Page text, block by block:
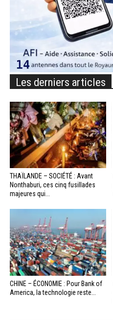
Les derniers articles
THAÏLANDE – SOCIÉTÉ : Avant
Nonthaburi, ces cinq fusillades
majeures qui...
CHINE – ÉCONOMIE : Pour Bank of
America, la technologie reste...